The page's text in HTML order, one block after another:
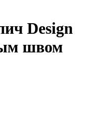
Design
швом